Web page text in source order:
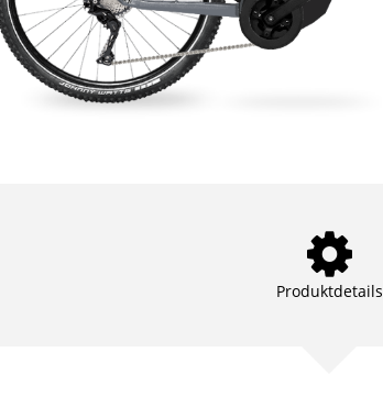
Produktdetails